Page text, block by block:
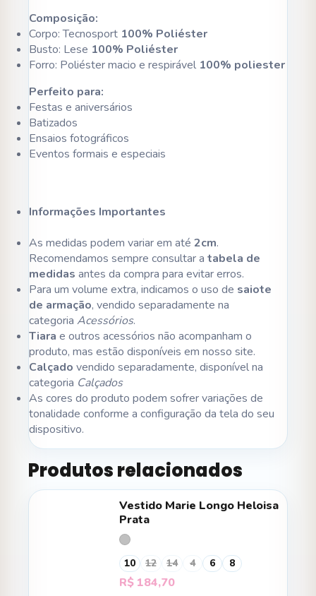
Composição:
Corpo: Tecnosport 100% Poliéster
Busto: Lese 100% Poliéster
Forro: Poliéster macio e respirável 100% poliester
Perfeito para:
Festas e aniversários
Batizados
Ensaios fotográficos
Eventos formais e especiais
Informações Importantes
As medidas podem variar em até 2cm.
Recomendamos sempre consultar a tabela de
medidas antes da compra para evitar erros.
Para um volume extra, indicamos o uso de saiote
de armação, vendido separadamente na
categoria Acessórios.
Tiara e outros acessórios não acompanham o
produto, mas estão disponíveis em nosso site.
Calçado vendido separadamente, disponível na
categoria Calçados
As cores do produto podem sofrer variações de
tonalidade conforme a configuração da tela do seu
dispositivo.
Produtos relacionados
Vestido Marie Longo Heloisa
Prata
10 12 14 4 6 8
R$ 184,70